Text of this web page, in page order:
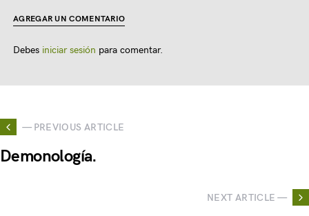
AGREGAR UN COMENTARIO
Debes iniciar sesión para comentar.
— PREVIOUS ARTICLE
Demonología.
NEXT ARTICLE —